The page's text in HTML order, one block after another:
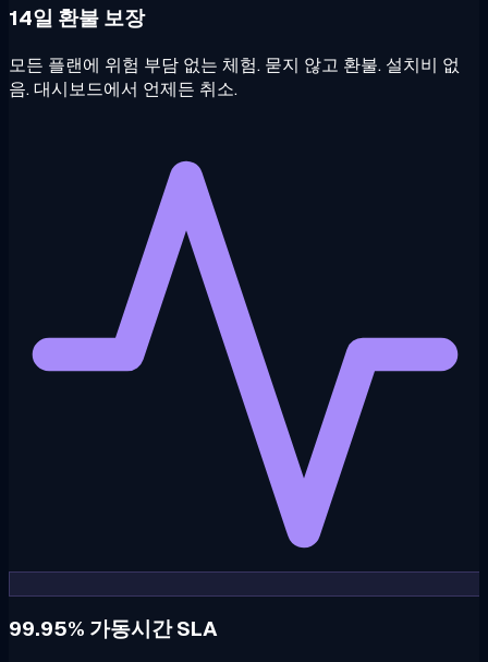
14일 환불 보장
모든 플랜에 위험 부담 없는 체험. 묻지 않고 환불. 설치비 없
음. 대시보드에서 언제든 취소.
99.95% 가동시간 SLA